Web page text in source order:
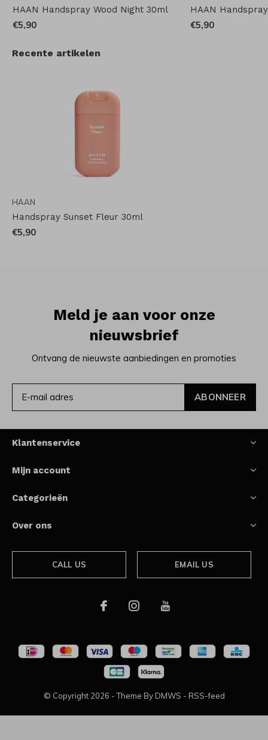
HAAN Handspray Wood Night 30ml
€5,90
HAAN
€5,90
Recente artikelen
HAAN
Handspray Sunset Fleur 30ml
€5,90
Meld je aan voor onze
nieuwsbrief
Ontvang de nieuwste aanbiedingen en promoties
ABONNEER
Klantenservice
Mijn account
Categorieën
Over ons
CALL US EMAIL US
© Copyright 2026 - Theme By DMWS - RSS-feed